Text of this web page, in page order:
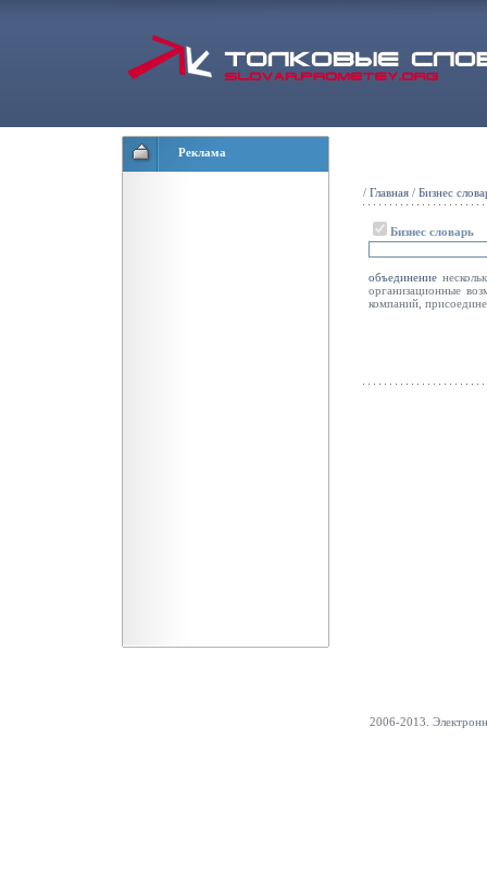
Реклама
/ Главная / Бизнес
Бизнес словарь
объединение
организационные
компаний,
2006-2013.